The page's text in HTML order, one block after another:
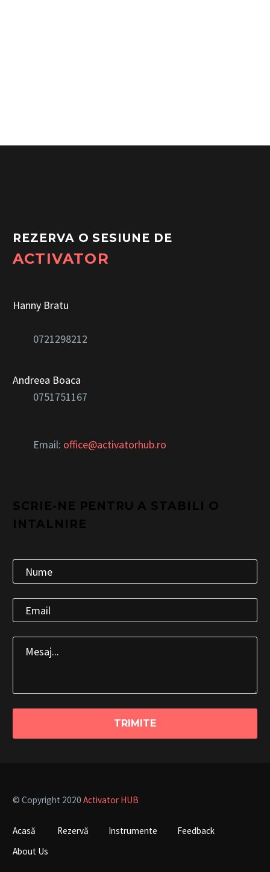
REZERVA O SESIUNE DE
ACTIVATOR
Hanny Bratu
0721298212
Andreea Boaca
0751751167
Email: office@activatorhub.ro
SCRIE-NE PENTRU A STABILI O
INTALNIRE
© Copyright 2020 Activator HUB
Acasă Rezervă Instrumente
Feedback
About Us